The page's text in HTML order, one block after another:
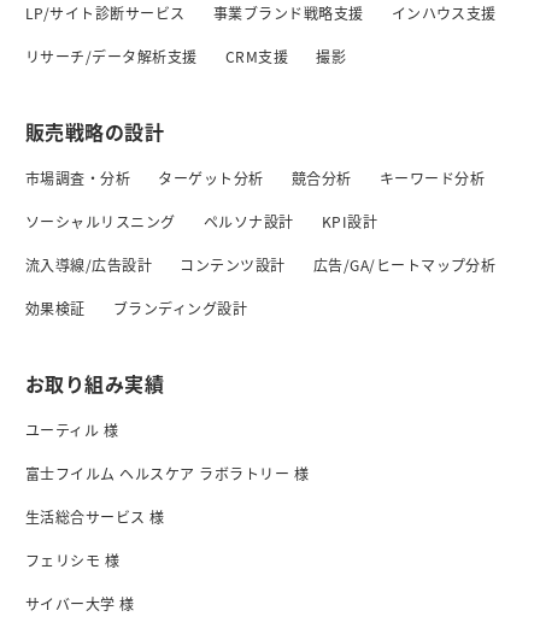
LP/サイト診断サービス 事業ブランド戦略支援 インハウス支援
リサーチ/データ解析支援 CRM支援 撮影
販売戦略の設計
市場調査・分析 ターゲット分析 競合分析 キーワード分析
ソーシャルリスニング ペルソナ設計 KPI設計
流入導線/広告設計 コンテンツ設計 広告/GA/ヒートマップ分析
効果検証 ブランディング設計
お取り組み実績
ユーティル 様
富士フイルム ヘルスケア ラボラトリー 様
生活総合サービス 様
フェリシモ 様
サイバー大学 様